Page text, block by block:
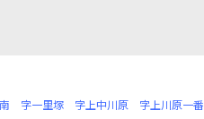
字一里塚 字上中川原 字上川原一番